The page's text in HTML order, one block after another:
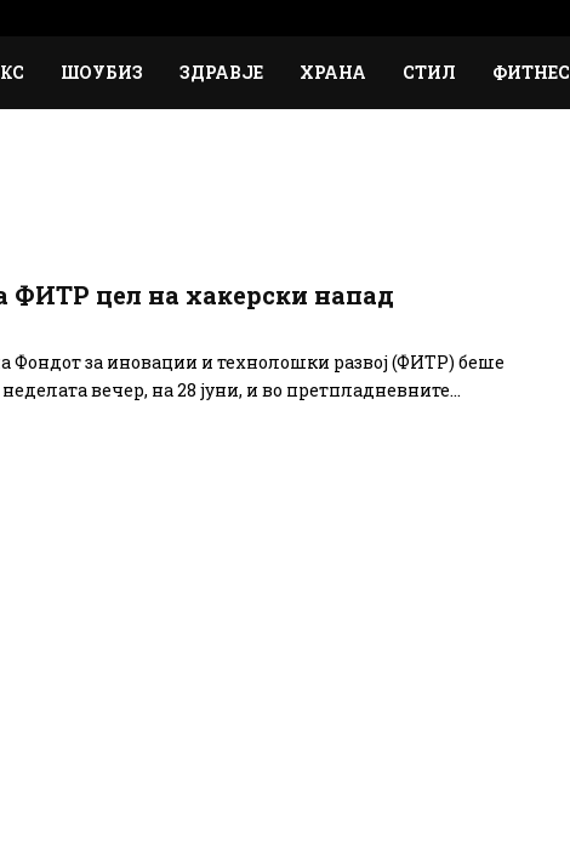
ШОУБИЗ ЗДРАВЈЕ ХРАНА СТИЛ ФИТНЕС
ФИТР цел на хакерски напад
Фондот за иновации и технолошки развој (ФИТР) беше
вечер, на 28 јуни, и во претпладневните...